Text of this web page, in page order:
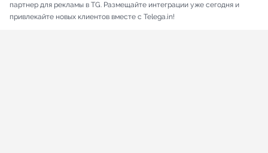
партнер для рекламы в TG. Размещайте интеграции уже сегодня и
привлекайте новых клиентов вместе с Telega.in!